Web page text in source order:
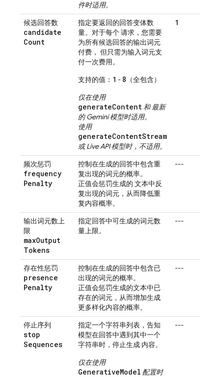
件时适用。
候选回答数
candidate
Count
指定要返回的回答变体数
量。对于每个 请求，您需要
为所有候选回答的输出词元
付费， 但只需为输入词元支
付一次费用。
支持的值： 1 - 8 （全包含）
仅在使用
generateContent和 最新
的Gemini模型时适用。
使用
generateContentStream
或Live API模型时，不适用。
1
频次惩罚
frequency
Penalty
控制在生成的回答中包含重
复出现的词元的概率。
正值会惩罚生成的 文本中反
复出现的词元，从而降低重
复内容概率。
---
输出词元数上
限
maxOutput
Tokens
指定回答中可生成的词元数
量上限。
---
存在性惩罚
presence
Penalty
控制在生成的回答中包含已
出现的词元的概率。
正值会惩罚生成的文本中已
存在的词元，从而增加生成
更多样化内容的概率。
---
停止序列
stop
Sequences
指定一个字符串列表，告知
模型在回答中遇到其中一个
字符串时，停止生成 内容。
仅在使用
GenerativeModel 配置时
---